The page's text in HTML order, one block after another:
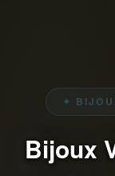
✦
Bijoux